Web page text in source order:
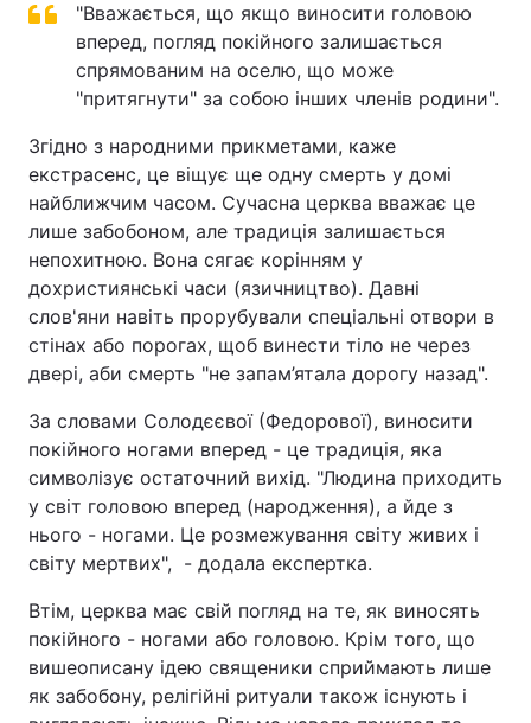
"Вважається, що якщо виносити головою
вперед, погляд покійного залишається
спрямованим на оселю, що може
"притягнути" за собою інших членів родини".
Згідно з народними прикметами, каже
екстрасенс, це віщує ще одну смерть у домі
найближчим часом. Сучасна церква вважає це
лише забобоном, але традиція залишається
непохитною. Вона сягає корінням у
дохристиянські часи (язичництво). Давні
слов'яни навіть прорубували спеціальні отвори в
стінах або порогах, щоб винести тіло не через
двері, аби смерть "не запам’ятала дорогу назад".
За словами Солодєєвої (Федорової), виносити
покійного ногами вперед - це традиція, яка
символізує остаточний вихід. "Людина приходить
у світ головою вперед (народження), а йде з
нього - ногами. Це розмежування світу живих і
світу мертвих", - додала експертка.
Втім, церква має свій погляд на те, як виносять
покійного - ногами або головою. Крім того, що
вишеописану ідею священики сприймають лише
як забобону, релігійні ритуали також існують і